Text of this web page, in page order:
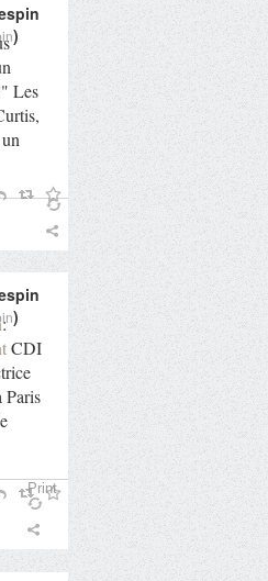
Les
)
:
CDI
Paris
)
Print